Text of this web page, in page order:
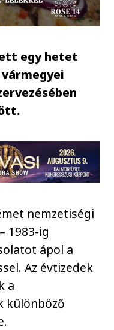
egy hetet
nemzetiségi
1983-ig
ápol a
Az évtizedek
a
különböző